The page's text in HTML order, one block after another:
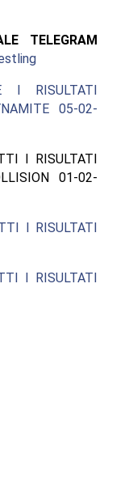
TELEGRAM
I RISULTATI
05-02-
I RISULTATI
01-02-
I RISULTATI
I RISULTATI